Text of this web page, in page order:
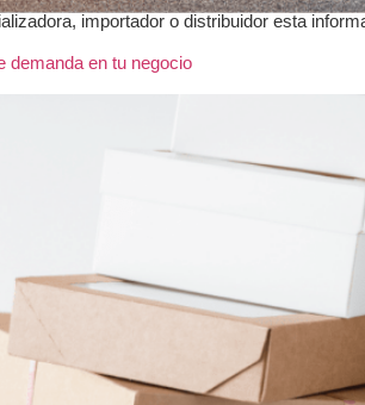
importador o distribuidor esta
demanda en tu negocio